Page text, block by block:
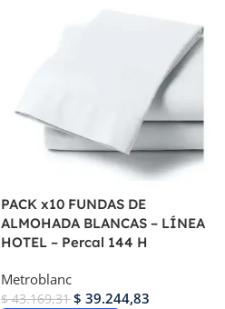
PACK x10 FUNDAS DE
ALMOHADA BLANCAS – LÍNEA
HOTEL – Percal 144 H
Metroblanc
$43.169,31 $ 39.244,83